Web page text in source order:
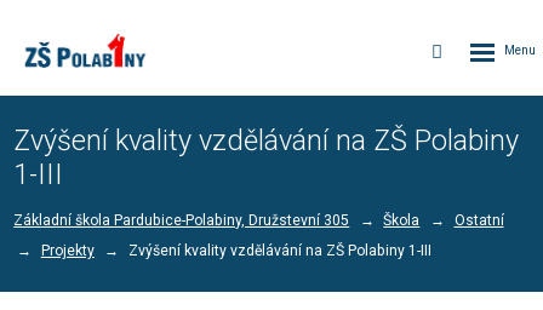
Vyhledávání
Zvýšení kvality vzdělávání na ZŠ Polabiny
1-III
Základní škola Pardubice-Polabiny, Družstevní 305 Škola
Ostatní
Projekty
Zvýšení kvality vzdělávání na ZŠ Polabiny 1-III